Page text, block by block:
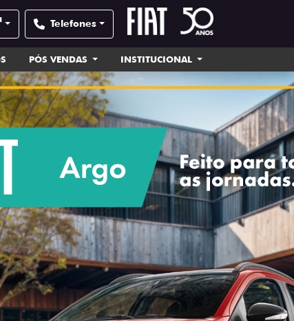
Telefones
PÓS VENDAS INSTITUCIONAL